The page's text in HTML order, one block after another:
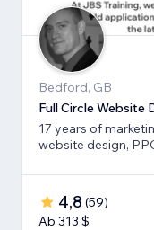
Bedford, GB
Full Circle Website
17 years of
website design,
4,8 (59)
Ab 313 $